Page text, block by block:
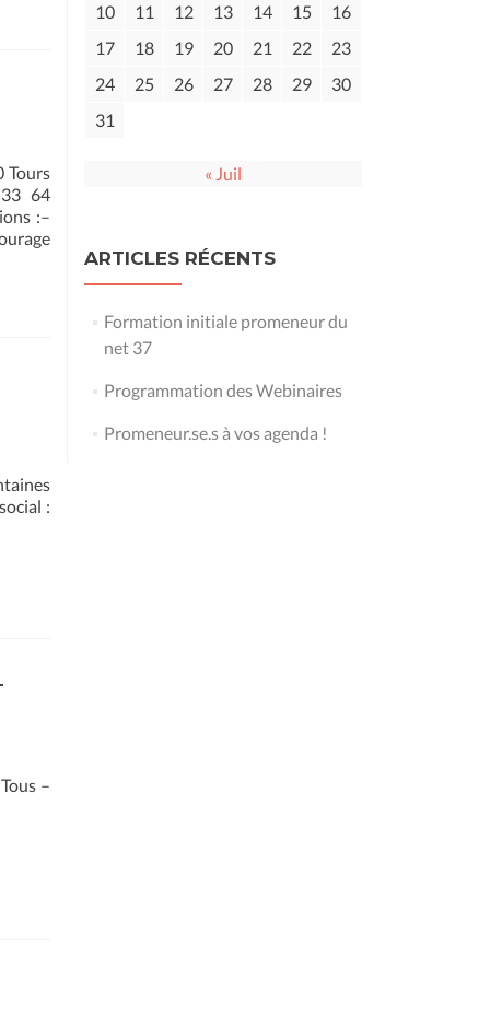
Tours
64
:–
:
–
10
11 12 13 14 15
16
17
18 19 20 21 22
23
24
25 26 27 28 29
30
31
« Juil
ARTICLES RÉCENTS
Formation initiale promeneur du
net 37
Programmation des Webinaires
Promeneur.se.s à vos agenda !